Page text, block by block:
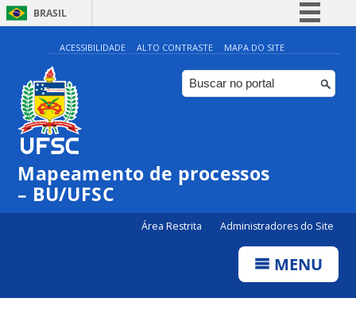
BRASIL
Simplifique!
Comunica BR
Participe
Canais
ACESSIBILIDADE ALTO CONTRASTE MAPA DO SITE
Mapeamento de processos
– BU/UFSC
Área Restrita Administradores do Site
MENU